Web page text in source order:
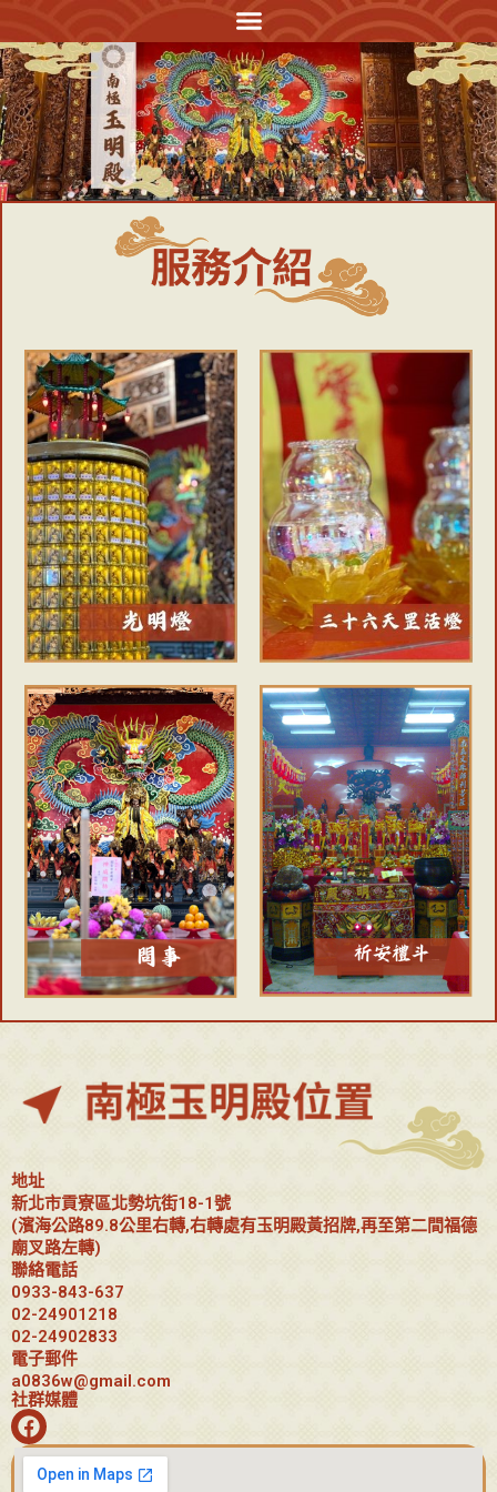
地址
新北市貢寮區北勢坑街18-1號
(濱海公路89.8公里右轉,右轉處有玉明殿黃招牌,再至第二間福德
廟叉路左轉)
聯絡電話
0933-843-637
02-24901218
02-24902833
電子郵件
a0836w@gmail.com
社群媒體